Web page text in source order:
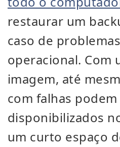
restaurar um
caso de
operacional. Com
imagem, até
com falhas
disponibilizados
um curto espaço